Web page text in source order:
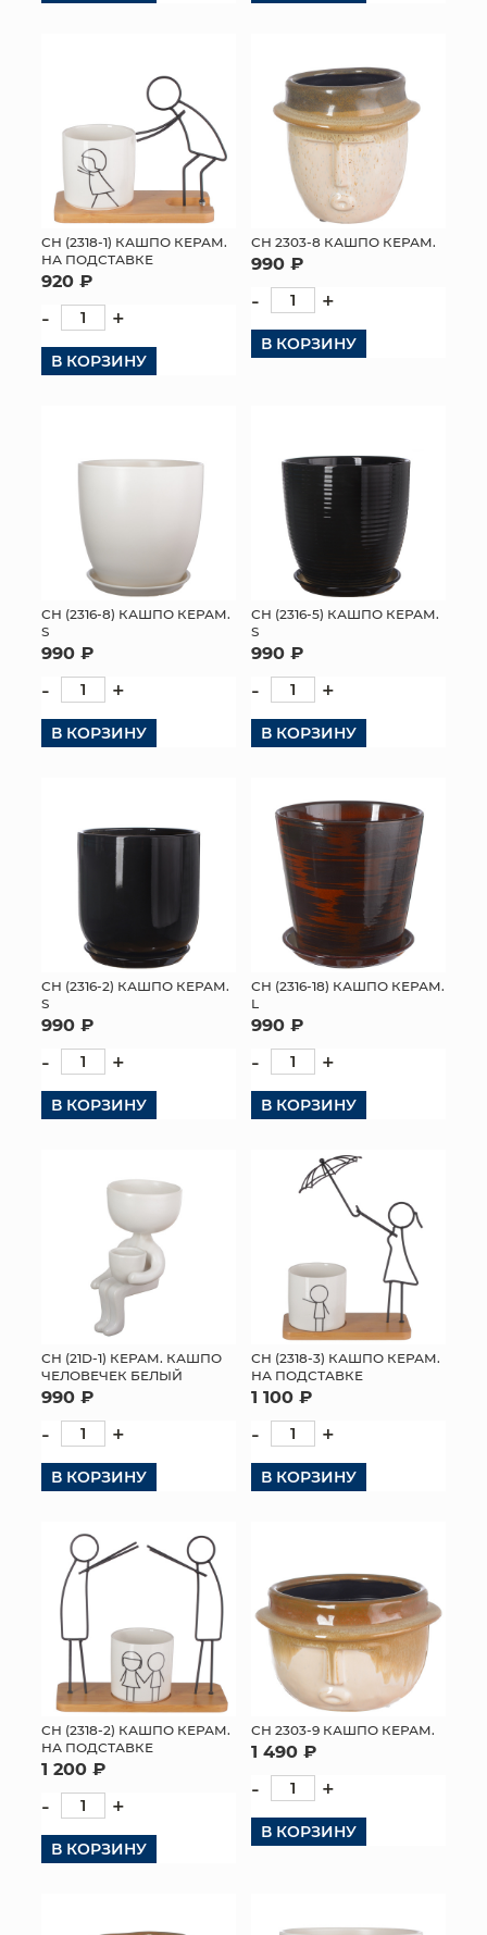
СН (2318-1) КАШПО КЕРАМ.
НА ПОДСТАВКЕ
920 ₽
- +
В КОРЗИНУ
СН 2303-8 КАШПО КЕРАМ.
990 ₽
- +
В КОРЗИНУ
СН (2316-8) КАШПО КЕРАМ.
S
990 ₽
- +
В КОРЗИНУ
СН (2316-5) КАШПО КЕРАМ.
S
990 ₽
- +
В КОРЗИНУ
СН (2316-2) КАШПО КЕРАМ.
S
990 ₽
- +
В КОРЗИНУ
СН (2316-18) КАШПО КЕРАМ.
L
990 ₽
- +
В КОРЗИНУ
СН (21D-1) КЕРАМ. КАШПО
ЧЕЛОВЕЧЕК БЕЛЫЙ
990 ₽
- +
В КОРЗИНУ
СН (2318-3) КАШПО КЕРАМ.
НА ПОДСТАВКЕ
1 100 ₽
- +
В КОРЗИНУ
СН (2318-2) КАШПО КЕРАМ.
НА ПОДСТАВКЕ
1 200 ₽
- +
В КОРЗИНУ
СН 2303-9 КАШПО КЕРАМ.
1 490 ₽
- +
В КОРЗИНУ